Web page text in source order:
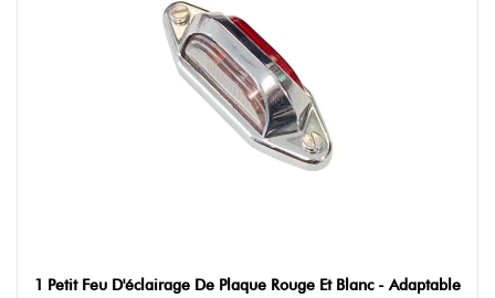
1 Petit Feu D'éclairage De Plaque Rouge Et Blanc - Adaptable